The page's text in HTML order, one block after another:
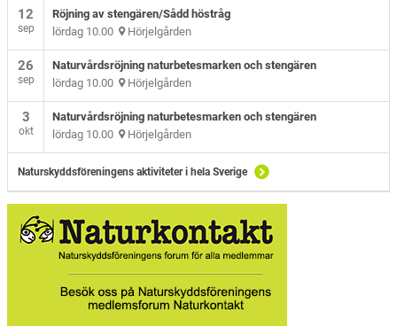
12
sep
Röjning av stengären/Sådd höstråg
lördag 10.00 Hörjelgården
26
sep
Naturvårdsröjning naturbetesmarken och stengären
lördag 10.00 Hörjelgården
3
okt
Naturvårdsröjning naturbetesmarken och stengären
lördag 10.00 Hörjelgården
Naturskyddsföreningens aktiviteter i hela Sverige